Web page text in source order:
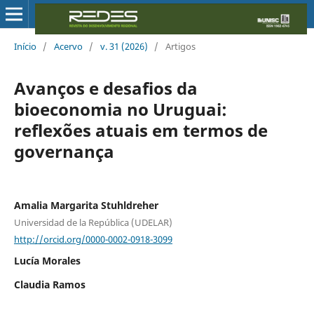
Início / Acervo / v. 31 (2026) / Artigos
Avanços e desafios da
bioeconomia no Uruguai:
reflexões atuais em termos de
governança
Amalia Margarita Stuhldreher
Universidad de la República (UDELAR)
http://orcid.org/0000-0002-0918-3099
Lucía Morales
Claudia Ramos